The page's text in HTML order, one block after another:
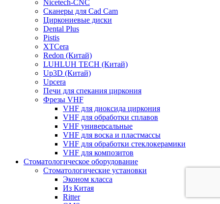
Nicetech-CNC
Сканеры для Cad Cam
Циркониевые диски
Dental Plus
Pistis
XTCera
Redon (Китай)
LUHLUH TECH (Китай)
Up3D (Китай)
Upcera
Печи для спекания циркония
Фрезы VHF
VHF для диоксида циркония
VHF для обработки сплавов
VHF универсальные
VHF для воска и пластмассы
VHF для обработки стеклокерамики
VHF для композитов
Стоматологическое оборудование
Стоматологические установки
Эконом класса
Из Китая
Ritter